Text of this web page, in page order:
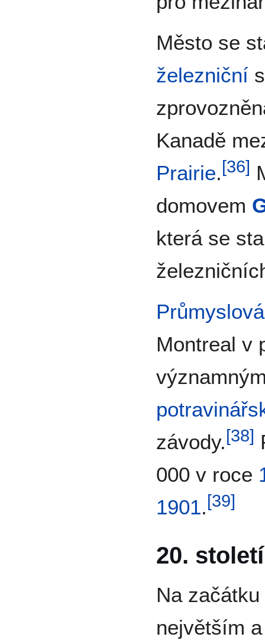
Město se
železniční
Kanadě
Prairie.[36]
domovem
která se
Montreal v
závody.[38]
000 v roce
1901.[39]
20. století
Na začátku
největším